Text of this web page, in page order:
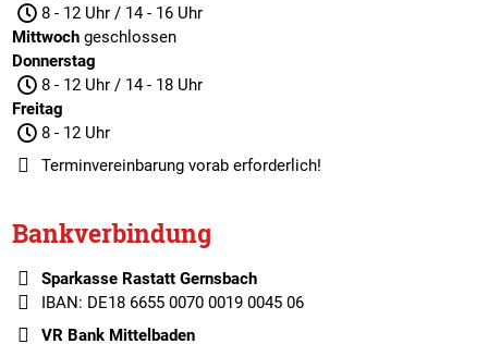
8 - 12 Uhr / 14 - 16 Uhr
Mittwochgeschlossen
Donnerstag
8 - 12 Uhr / 14 - 18 Uhr
Freitag
8 - 12 Uhr
Terminvereinbarungvorab erforderlich!
Bankverbindung
Sparkasse Rastatt Gernsbach
IBAN: DE18 6655 0070 0019 0045 06
VR Bank Mittelbaden